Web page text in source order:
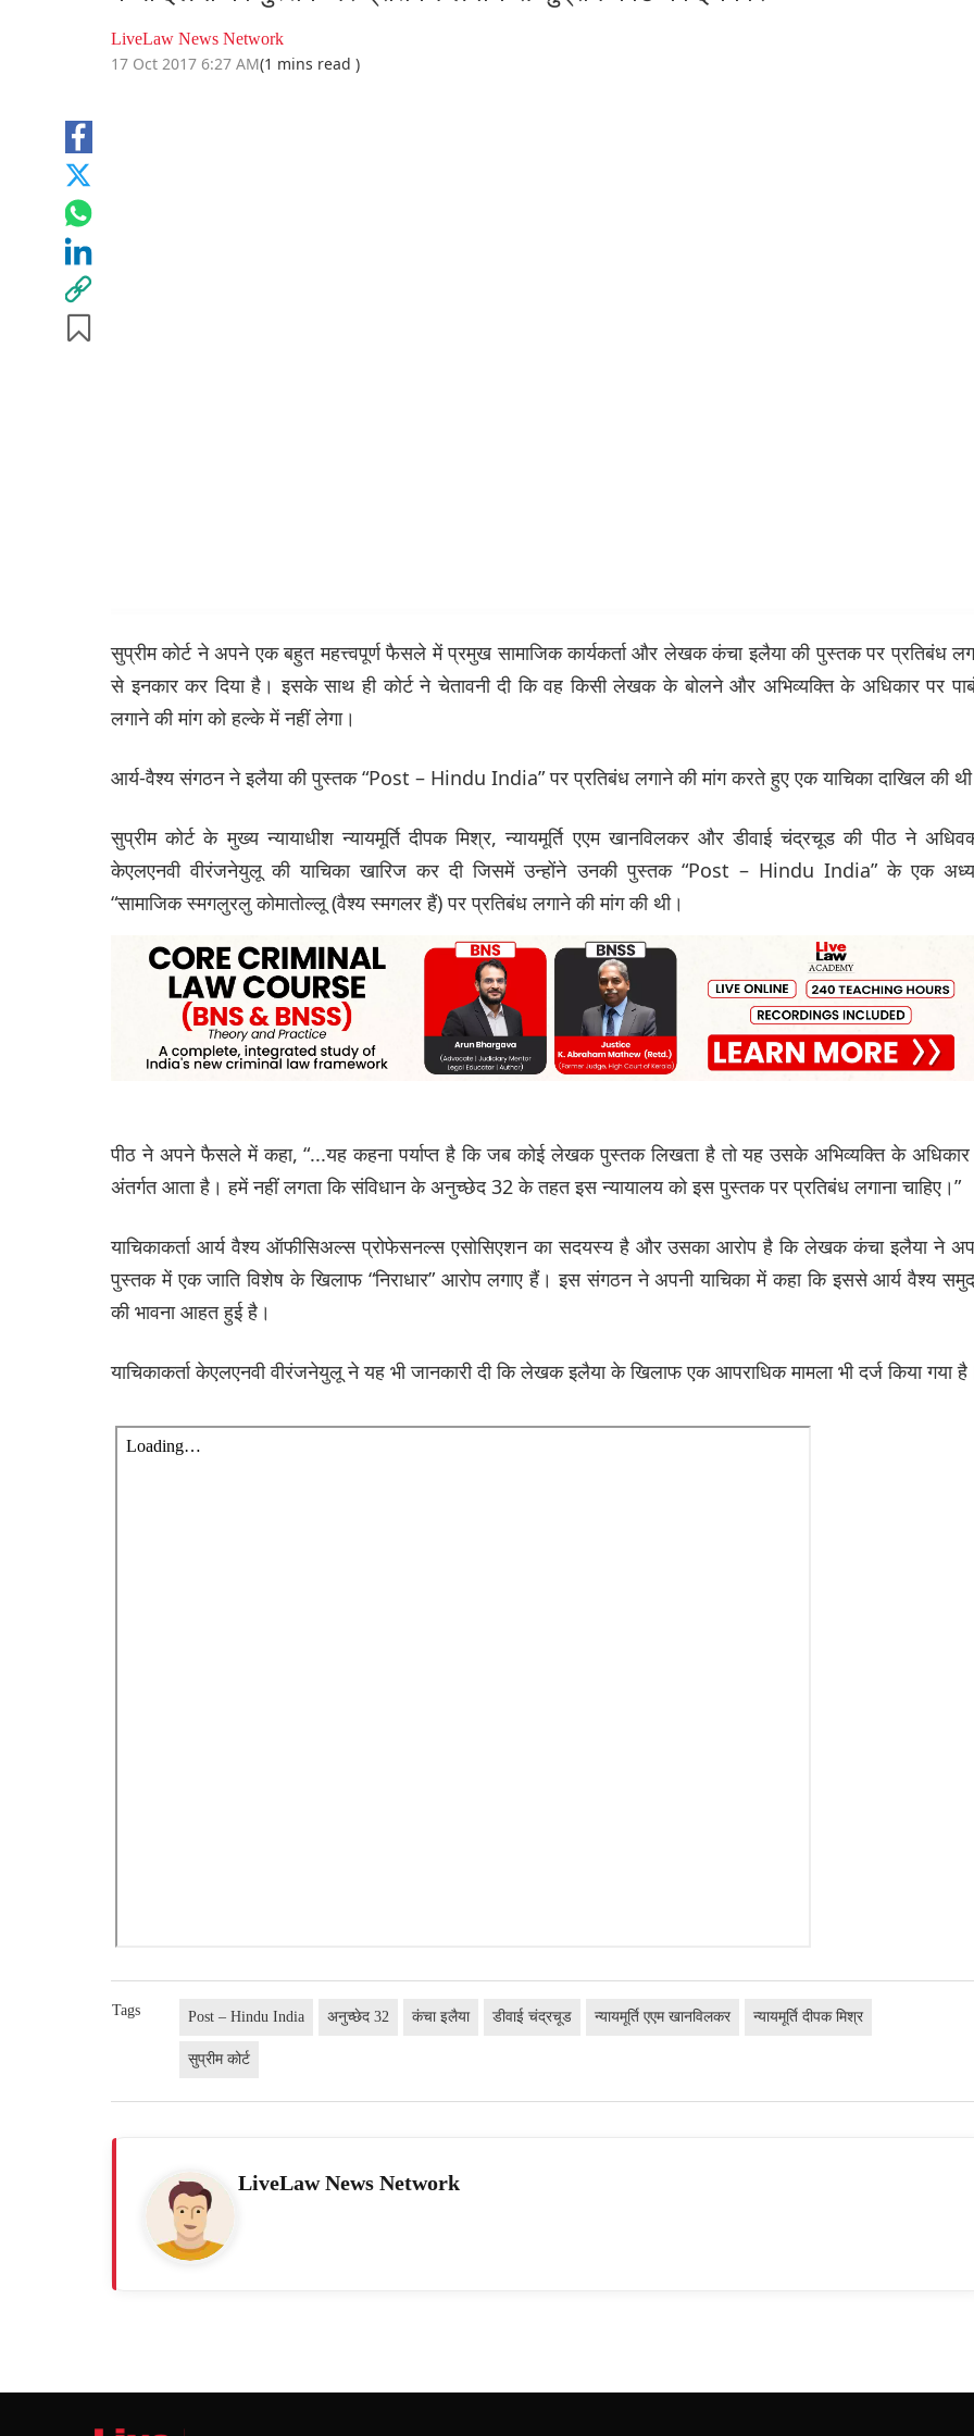
LiveLaw News Network
17 Oct 2017 6:27 AM(1 mins read )
सुप्रीम कोर्ट ने अपने एक बहुत महत्त्वपूर्ण फैसले में प्रमुख सामाजिक कार्यकर्ता और लेखक कंचा इलैया की पुस्तक पर प्रतिबंध
से इनकार कर दिया है। इसके साथ ही कोर्ट ने चेतावनी दी कि वह किसी लेखक के बोलने और अभिव्यक्ति के अधिकार पर
लगाने की मांग को हल्के में नहीं लेगा।
आर्य-वैश्य संगठन ने इलैया की पुस्तक “Post – Hindu India” पर प्रतिबंध लगाने की मांग करते हुए एक याचिका दाखिल की
सुप्रीम कोर्ट के मुख्य न्यायाधीश न्यायमूर्ति दीपक मिश्र, न्यायमूर्ति एएम खानविलकर और डीवाई चंद्रचूड की पीठ ने
केएलएनवी वीरंजनेयुलू की याचिका खारिज कर दी जिसमें उन्होंने उनकी पुस्तक “Post – Hindu India” के एक
“सामाजिक स्मगलुरलु कोमातोल्लू (वैश्य स्मगलर हैं) पर प्रतिबंध लगाने की मांग की थी।
पीठ ने अपने फैसले में कहा, “...यह कहना पर्याप्त है कि जब कोई लेखक पुस्तक लिखता है तो यह उसके अभिव्यक्ति के
अंतर्गत आता है। हमें नहीं लगता कि संविधान के अनुच्छेद 32 के तहत इस न्यायालय को इस पुस्तक पर प्रतिबंध लगाना चाहिए।”
याचिकाकर्ता आर्य वैश्य ऑफीसिअल्स प्रोफेसनल्स एसोसिएशन का सदयस्य है और उसका आरोप है कि लेखक कंचा इलैया ने
पुस्तक में एक जाति विशेष के खिलाफ “निराधार” आरोप लगाए हैं। इस संगठन ने अपनी याचिका में कहा कि इससे आर्य वैश्य
की भावना आहत हुई है।
याचिकाकर्ता केएलएनवी वीरंजनेयुलू ने यह भी जानकारी दी कि लेखक इलैया के खिलाफ एक आपराधिक मामला भी दर्ज किया गया
Tags Post – Hindu India अनुच्छेद 32 कंचा इलैया डीवाई चंद्रचूड न्यायमूर्ति एएम खानविलकर न्यायमूर्ति दीपक मिश्र
सुप्रीम कोर्ट
LiveLaw News Network